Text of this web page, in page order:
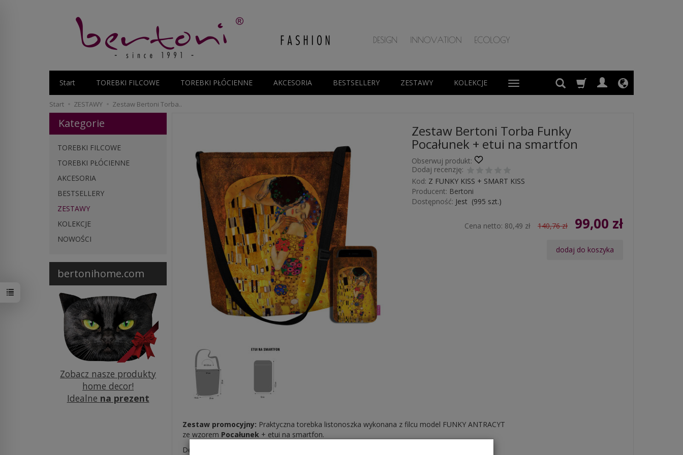
Start TOREBKI FILCOWE TOREBKI PŁÓCIENNE AKCESORIA BESTSELLERY ZESTAWY KOLEKCJE
Start ZESTAWY Zestaw Bertoni Torba..
Zestaw Bertoni Torba Funky
Pocałunek + etui na smartfon
Obserwuj produkt:
Dodaj recenzję:
Kod: Z FUNKY KISS + SMART KISS
Producent: Bertoni
Dostępność: Jest (995 szt.)
Cena netto: 80,49 zł 140,76 zł 99,00 zł
dodaj do koszyka
Zestaw promocyjny: Praktyczna torebka listonoszka wykonana z filcu model FUNKY ANTRACYT
ze wzorem Pocałunek + etui na smartfon.
Designerskie torby Bertoni wykonane są w całości z ekologicznego filcu, który jest bardzo
osób.
Kategorie
TOREBKI FILCOWE
TOREBKI PŁÓCIENNE
AKCESORIA
BESTSELLERY
ZESTAWY
KOLEKCJE
NOWOŚCI
bertonihome.com
Zobacz nasze produkty
home decor!
Idealne na prezent